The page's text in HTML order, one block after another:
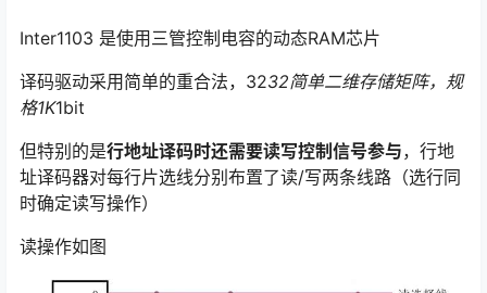
Inter1103 是使用三管控制电容的动态RAM芯片
译码驱动采用简单的重合法，3232简单二维存储矩阵，规
格1K1bit
但特别的是行地址译码时还需要读写控制信号参与，行地
址译码器对每行片选线分别布置了读/写两条线路（选行同
时确定读写操作）
读操作如图